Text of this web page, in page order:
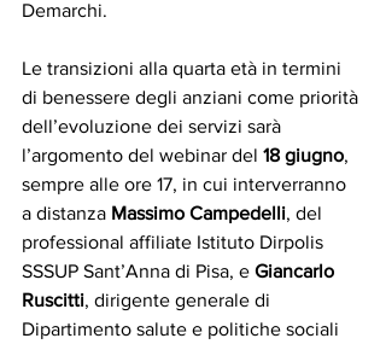
Demarchi.
Le transizioni alla quarta età in termini
di benessere degli anziani come priorità
dell’evoluzione dei servizi sarà
l’argomento del webinar del 18 giugno,
sempre alle ore 17, in cui interverranno
a distanza Massimo Campedelli, del
professional affiliate Istituto Dirpolis
SSSUP Sant’Anna di Pisa, e Giancarlo
Ruscitti, dirigente generale di
Dipartimento salute e politiche sociali